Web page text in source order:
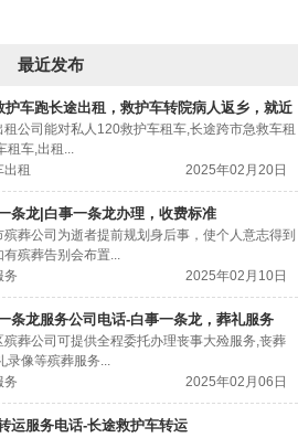
最近发布
护车跑长途出租，救护车转院病人返乡，就近
租公司能对私人120救护车租车,长途跨市急救车租
租车,出租...
出租
2025年02月20日
条龙|白事一条龙办理，收费标准
殡葬公司为逝者提前规划身后事，使个人意志得到
有殡葬告别会布置...
务
2025年02月10日
条龙服务公司电话-白事一条龙，葬礼服务
殡葬公司可提供全程委托办理丧事大殓服务,丧葬
录像等殡葬服务...
务
2025年02月06日
运服务电话-长途救护车转运